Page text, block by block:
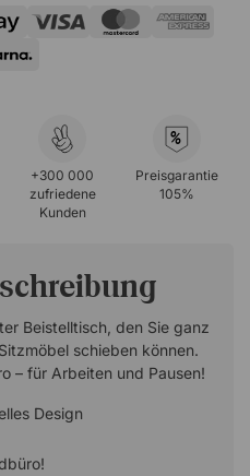
+300 000
zufriedene
Kunden
%
Preisgarantie
105%
Beistelltisch, den Sie ganz
schieben können.
– für Arbeiten und Pausen!
Design